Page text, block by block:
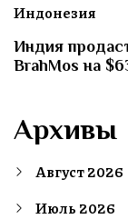
Индонезия
Индия
BrahMos на
Архивы
Август 2026
Июль 2026